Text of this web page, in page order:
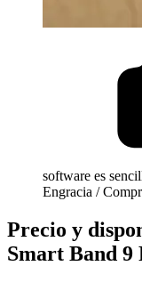
software es
Engracia /
Precio y
Smart Band 9